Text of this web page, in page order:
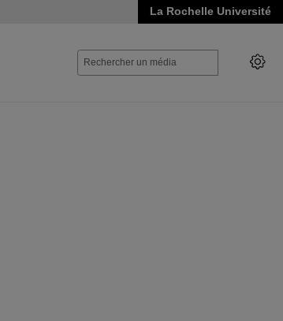
La Rochelle Université